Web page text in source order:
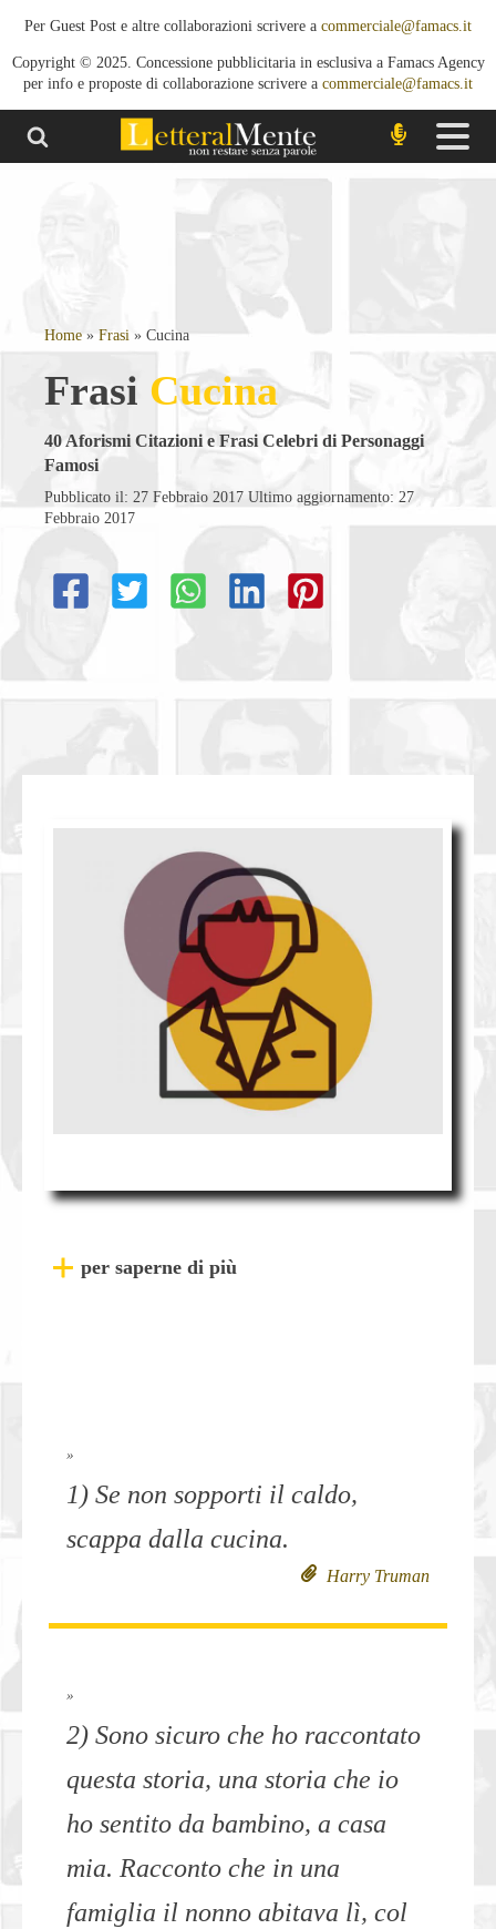
Per Guest Post e altre collaborazioni scrivere a commerciale@famacs.it
Copyright © 2025. Concessione pubblicitaria in esclusiva a Famacs Agency
per info e proposte di collaborazione scrivere a commerciale@famacs.it
Home » Frasi » Cucina
Frasi Cucina
40 Aforismi Citazioni e Frasi Celebri di Personaggi
Famosi
Pubblicato il: 27 Febbraio 2017 Ultimo aggiornamento: 27
Febbraio 2017
per saperne di più
»
1) Se non sopporti il caldo,
scappa dalla cucina.
Harry Truman
»
2) Sono sicuro che ho raccontato
questa storia, una storia che io
ho sentito da bambino, a casa
mia. Racconto che in una
famiglia il nonno abitava lì, col